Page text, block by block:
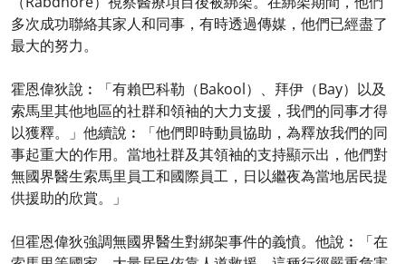
多次成功聯絡其家人和同事，有時透過傳媒，他們已經盡了
最大的努力。
霍恩偉狄說︰「有賴巴科勒（Bakool）、拜伊（Bay）以及
索馬里其他地區的社群和領袖的大力支援，我們的同事才得
以獲釋。」他續說︰「他們即時動員協助，為釋放我們的同
事起重大的作用。當地社群及其領袖的支持顯示出，他們對
無國界醫生索馬里員工和國際員工，日以繼夜為當地居民提
供援助的欣賞。」
但霍恩偉狄強調無國界醫生對綁架事件的義憤。他說︰「在